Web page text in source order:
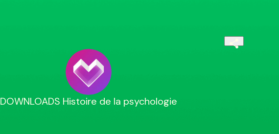
DOWNLOADS Histoire de la psychologie